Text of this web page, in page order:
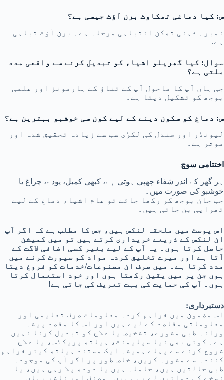
س: کیا دماغی تھکاوٹ برن آؤٹ جیسی ہے؟
نمبر۔ ذہنی تھکن انتباہی مرحلہ ہے۔ برن آؤٹ تباہی
ہے.
سوال: کیا گھریلو اشیاء کو تبدیل کرنے سے واقعی مدد
ملتی ہے؟
جی ہاں آپ کا ماحول آپ کے تناؤ کے ہارمونز اور علمی
بوجھ کو تشکیل دیتا ہے۔
س: دماغ کو سکون دینے کے لیے کون سی خوشبو بہترین ہے؟
لیونڈر اور صندل کی لکڑی سب سے زیادہ تحقیق شدہ اور
موثر ہے۔
اختتامی سوچ
ہر گھر کے اندر شفاء چھپی ہوتی ہے، کبھی کمبل، پودے، چراغ یا
خوشبو کی صورت میں۔
جب جان بوجھ کر رکھا جائے تو عام اشیاء دماغ کے لیے
تھراپی بن جاتی ہیں۔
اس پوسٹ میں ملحقہ لنکس ہیں، جس کا مطلب ہے کہ اگر آپ
ان لنکس کے ذریعے خریداری کرتے ہیں تو میں کمیشن
حاصل کرتا ہوں۔ یہ آپ کے لیے بغیر کسی اضافی لاگت کے
آتا ہے اور میرے تخلیق کردہ مواد کو سپورٹ کرنے میں
مدد کرتا ہے۔ میں صرف ان مصنوعات/خدمات کو فروغ دیتا
ہوں جن پر میں یقین رکھتا ہوں اور خود استعمال کرتا
ہوں۔ آپ کی حمایت کی بہت تعریف کی جاتی ہے!
دستبرداری:
اس مضمون میں فراہم کردہ معلومات صرف تعلیمی اور
معلوماتی مقاصد کے لیے ہیں اور اس کا مقصد پیشہ
ورانہ طبی مشورے، تشخیص یا علاج کو تبدیل کرنا نہیں
ہے۔ کوئی بھی نیا سپلیمنٹ، ہیلتھ پریکٹس، یا علاج
شروع کرنے سے پہلے ہمیشہ ایک مستند ہیلتھ کیئر فراہم
کنندہ سے مشورہ کریں، خاص طور پر اگر آپ کی موجودہ
طبی حالتیں ہیں، حاملہ ہیں یا دودھ پلا رہی ہیں، یا
نسخے کی دوائیں لے رہی ہیں۔ مصنف اور ناشر یہاں